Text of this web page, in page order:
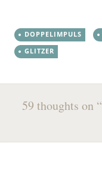
DOPPELIMPULS
GLITZER
Post
navigation
59 thoughts on “